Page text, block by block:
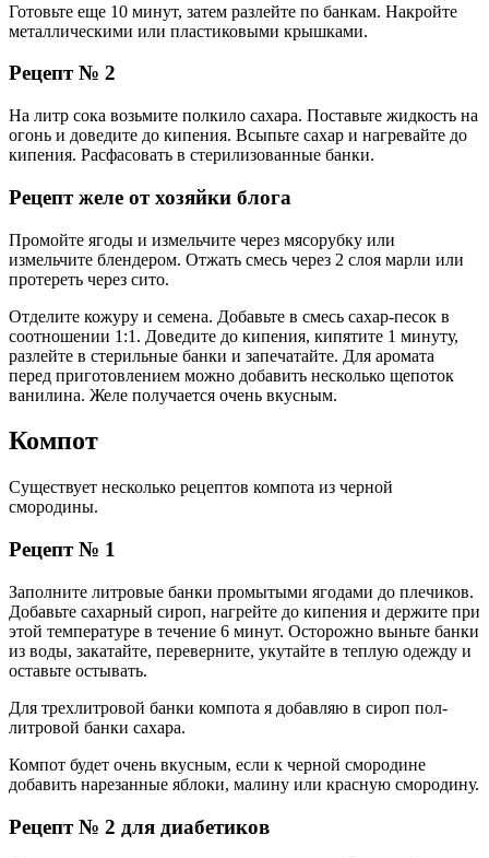
Готовьте еще 10 минут, затем разлейте по банкам. Накройте
металлическими или пластиковыми крышками.
Рецепт № 2
На литр сока возьмите полкило сахара. Поставьте жидкость на
огонь и доведите до кипения. Всыпьте сахар и нагревайте до
кипения. Расфасовать в стерилизованные банки.
Рецепт желе от хозяйки блога
Промойте ягоды и измельчите через мясорубку или
измельчите блендером. Отжать смесь через 2 слоя марли или
протереть через сито.
Отделите кожуру и семена. Добавьте в смесь сахар-песок в
соотношении 1:1. Доведите до кипения, кипятите 1 минуту,
разлейте в стерильные банки и запечатайте. Для аромата
перед приготовлением можно добавить несколько щепоток
ванилина. Желе получается очень вкусным.
Компот
Существует несколько рецептов компота из черной
смородины.
Рецепт № 1
Заполните литровые банки промытыми ягодами до плечиков.
Добавьте сахарный сироп, нагрейте до кипения и держите при
этой температуре в течение 6 минут. Осторожно выньте банки
из воды, закатайте, переверните, укутайте в теплую одежду и
оставьте остывать.
Для трехлитровой банки компота я добавляю в сироп пол-
литровой банки сахара.
Компот будет очень вкусным, если к черной смородине
добавить нарезанные яблоки, малину или красную смородину.
Рецепт № 2 для диабетиков